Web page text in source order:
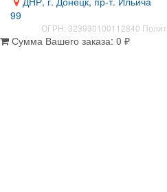
99
ОГРН: 323930100112840
Сумма Вашего заказа: 0 ₽